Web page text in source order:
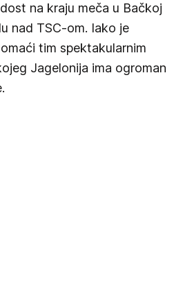
na kraju meča u Bačkoj
nad TSC-om. Iako je
tim spektakularnim
Jagelonija ima ogroman